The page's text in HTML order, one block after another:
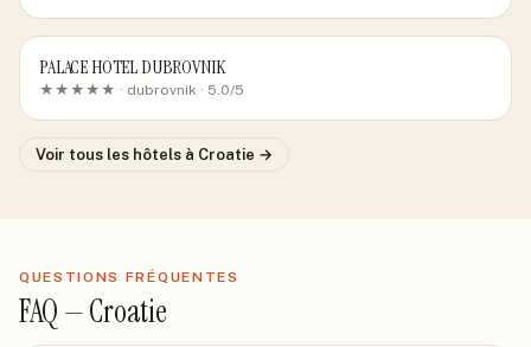
PALACE HOTEL DUBROVNIK
★★★★★ · dubrovnik · 5.0/5
Voir tous les hôtels à Croatie →
QUESTIONS FRÉQUENTES
FAQ —Croatie